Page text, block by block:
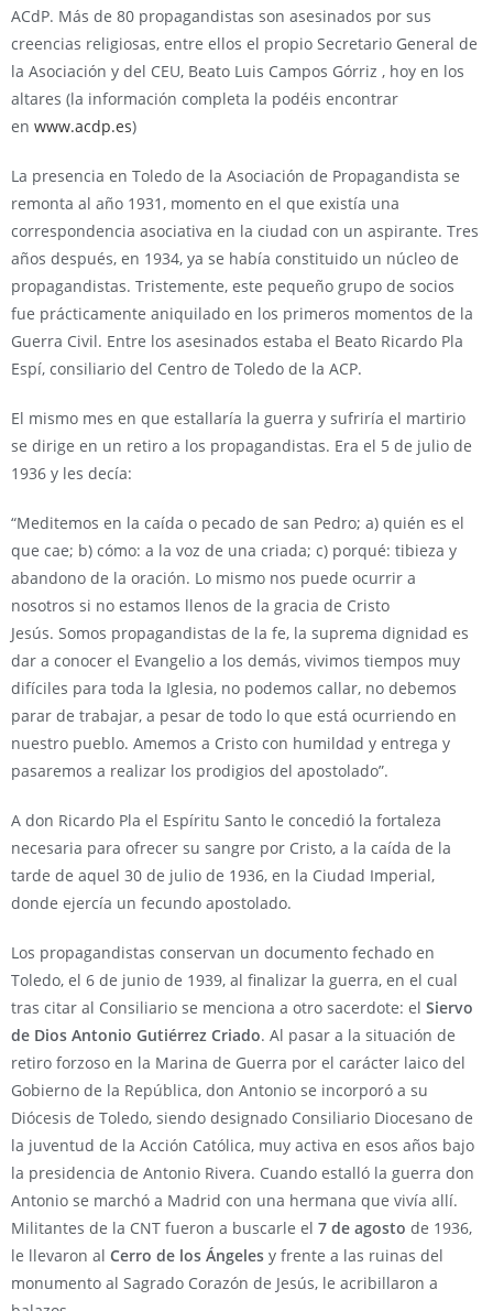
ACdP. Más de 80 propagandistas son asesinados por sus
creencias religiosas, entre ellos el propio Secretario General de
la Asociación y del CEU, Beato Luis Campos Górriz , hoy en los
altares (la información completa la podéis encontrar
en www.acdp.es)
La presencia en Toledo de la Asociación de Propagandista se
remonta al año 1931, momento en el que existía una
correspondencia asociativa en la ciudad con un aspirante. Tres
años después, en 1934, ya se había constituido un núcleo de
propagandistas. Tristemente, este pequeño grupo de socios
fue prácticamente aniquilado en los primeros momentos de la
Guerra Civil. Entre los asesinados estaba el Beato Ricardo Pla
Espí, consiliario del Centro de Toledo de la ACP.
El mismo mes en que estallaría la guerra y sufriría el martirio
se dirige en un retiro a los propagandistas. Era el 5 de julio de
1936 y les decía:
“Meditemos en la caída o pecado de san Pedro; a) quién es el
que cae; b) cómo: a la voz de una criada; c) porqué: tibieza y
abandono de la oración. Lo mismo nos puede ocurrir a
nosotros si no estamos llenos de la gracia de Cristo
Jesús. Somos propagandistas de la fe, la suprema dignidad es
dar a conocer el Evangelio a los demás, vivimos tiempos muy
difíciles para toda la Iglesia, no podemos callar, no debemos
parar de trabajar, a pesar de todo lo que está ocurriendo en
nuestro pueblo. Amemos a Cristo con humildad y entrega y
pasaremos a realizar los prodigios del apostolado”.
A don Ricardo Pla el Espíritu Santo le concedió la fortaleza
necesaria para ofrecer su sangre por Cristo, a la caída de la
tarde de aquel 30 de julio de 1936, en la Ciudad Imperial,
donde ejercía un fecundo apostolado.
Los propagandistas conservan un documento fechado en
Toledo, el 6 de junio de 1939, al finalizar la guerra, en el cual
tras citar al Consiliario se menciona a otro sacerdote: el Siervo
de Dios Antonio Gutiérrez Criado. Al pasar a la situación de
retiro forzoso en la Marina de Guerra por el carácter laico del
Gobierno de la República, don Antonio se incorporó a su
Diócesis de Toledo, siendo designado Consiliario Diocesano de
la juventud de la Acción Católica, muy activa en esos años bajo
la presidencia de Antonio Rivera. Cuando estalló la guerra don
Antonio se marchó a Madrid con una hermana que vivía allí.
Militantes de la CNT fueron a buscarle el 7 de agosto de 1936,
le llevaron al Cerro de los Ángeles y frente a las ruinas del
monumento al Sagrado Corazón de Jesús, le acribillaron a